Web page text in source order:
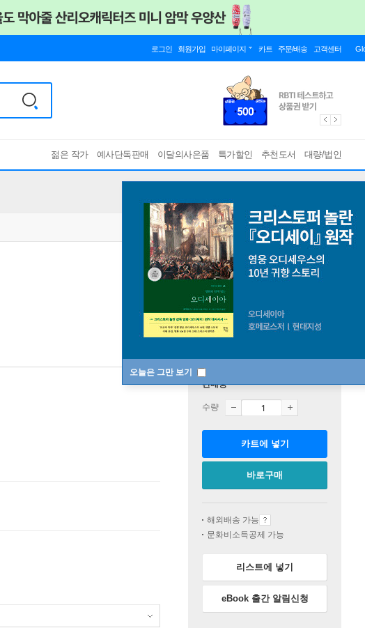
로그인 회원가입 마이페이지 카트 주문/배송 고객센터
젊은 작가 예사단독판매 이달의사은품 특가할인 추천도서 대량/법인
오늘은 그만 보기
판매중
수량
카트에 넣기
바로구매
해외배송 가능
문화비소득공제 가능
리스트에 넣기
eBook 출간 알림신청